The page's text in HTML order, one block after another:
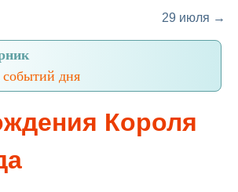
29 июля →
событий дня
Короля